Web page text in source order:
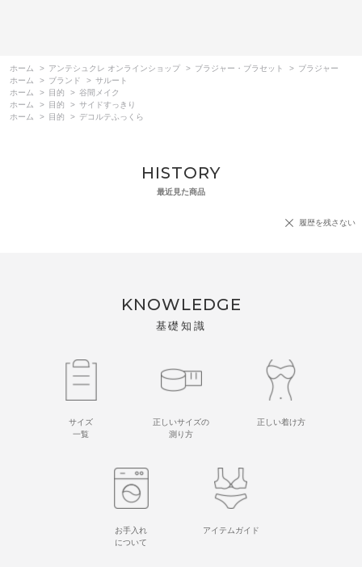
ホーム > アンテシュクレ オンラインショップ > ブラジャー・ブラセット > ブラジャー
ホーム
> ブランド > サルート
ホーム
> 目的 > 谷間メイク
ホーム
> 目的 > サイドすっきり
ホーム
> 目的 > デコルテふっくら
HISTORY
最近見た商品
履歴を残さない
KNOWLEDGE
基礎知識
サイズ
一覧
正しいサイズの
測り方
正しい着け方
お手入れ
について
アイテムガイド